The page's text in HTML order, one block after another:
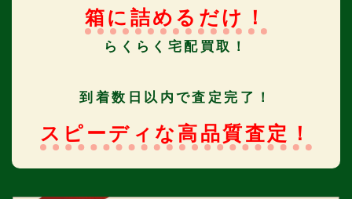
箱に詰めるだけ！
らくらく宅配買取！
到着数日以内で査定完了！
スピーディな高品質査定！